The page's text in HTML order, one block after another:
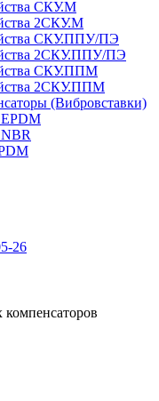
СКУ.М
2СКУ.М
СКУ.ППУ/ПЭ
2СКУ.ППУ/ПЭ
СКУ.ППМ
2СКУ.ППМ
(Вибровставки)
26